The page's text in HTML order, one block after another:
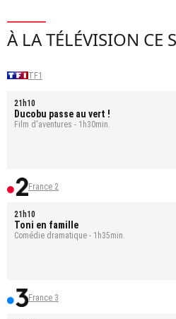
À LA TÉLÉVISION CE
TF1
21h10
Ducobu passe au vert !
Film d'aventures - 1h30min.
France 2
21h10
Toni en famille
Comédie dramatique - 1h35min.
France 3